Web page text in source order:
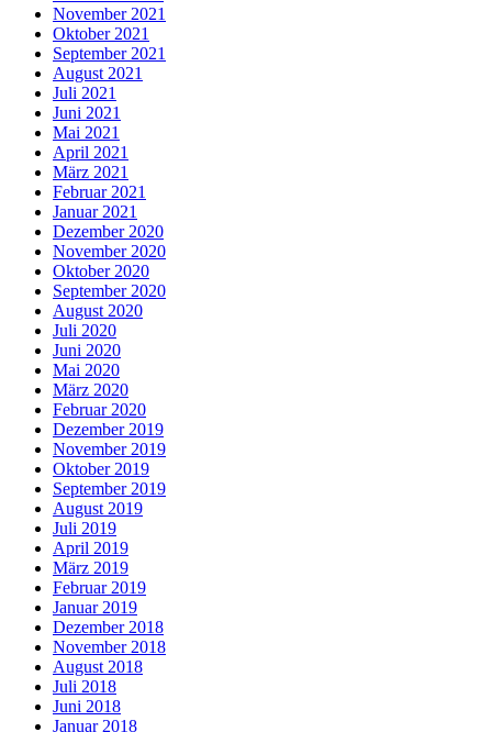
November 2021
Oktober 2021
September 2021
August 2021
Juli 2021
Juni 2021
Mai 2021
April 2021
März 2021
Februar 2021
Januar 2021
Dezember 2020
November 2020
Oktober 2020
September 2020
August 2020
Juli 2020
Juni 2020
Mai 2020
März 2020
Februar 2020
Dezember 2019
November 2019
Oktober 2019
September 2019
August 2019
Juli 2019
April 2019
März 2019
Februar 2019
Januar 2019
Dezember 2018
November 2018
August 2018
Juli 2018
Juni 2018
Januar 2018